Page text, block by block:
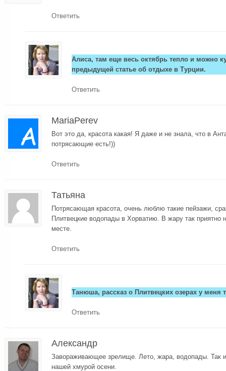
Ответить
Алиса, там еще весь октябрь тепло и можно
предыдущей статье об отдыхе в Турции.
Ответить
MariaPerev
Вот это да, красота какая! Я даже и не знала, что в
потрясающие есть!))
Ответить
Татьяна
Потрясающая красота, очень люблю такие пейзажи,
Плитвецкие водопады в Хорватию. В жару так приятно
месте.
Ответить
Танюша, рассказ о Плитвецких озерах у меня
Ответить
Александр
Завораживающее зрелище. Лето, жара, водопады. Так и
нашей хмурой осени.